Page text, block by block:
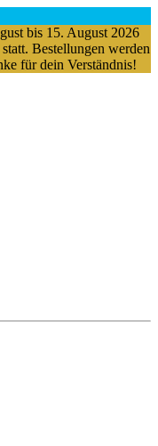
bis 15. August 2026
Bestellungen werden
für dein Verständnis!